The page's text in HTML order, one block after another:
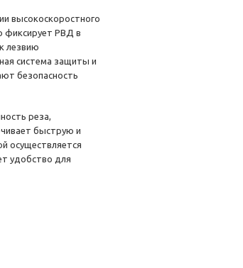
высокоскоростного
фиксирует РВД в
лезвию
система защиты и
безопасность
реза,
быструю и
осуществляется
удобство для